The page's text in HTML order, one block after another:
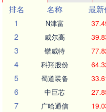
排名
名称 最新
1
N津富
2 威尔高
3 锴威特
4 科翔股份
5 蜀道装备
6 中巨芯
7 广哈通信